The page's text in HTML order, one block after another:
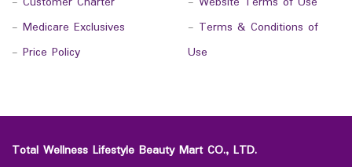
- Medicare Exclusives
- Price Policy
- Terms & Conditions of
Use
Total Wellness Lifestyle Beauty Mart CO., LTD.